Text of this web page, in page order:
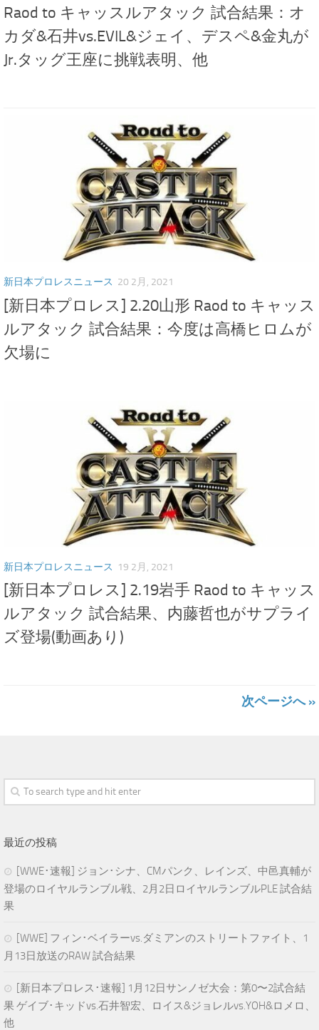
Raod to キャッスルアタック 試合結果：オ
カダ&石井vs.EVIL&ジェイ、デスペ&金丸が
Jr.タッグ王座に挑戦表明、他
新日本プロレスニュース 20 2月, 2021
[新日本プロレス] 2.20山形 Raod to キャッス
ルアタック 試合結果：今度は高橋ヒロムが
欠場に
新日本プロレスニュース 19 2月, 2021
[新日本プロレス] 2.19岩手 Raod to キャッス
ルアタック 試合結果、内藤哲也がサプライ
ズ登場(動画あり)
次ページへ »
最近の投稿
[WWE･速報] ジョン･シナ、CMパンク、レインズ、中邑真輔が
登場のロイヤルランブル戦、2月2日ロイヤルランブルPLE 試合結
果
[WWE] フィン･ベイラーvs.ダミアンのストリートファイト、1
月13日放送のRAW 試合結果
[新日本プロレス･速報] 1月12日サンノゼ大会：第0〜2試合結
果 ゲイブ･キッドvs.石井智宏、ロイス&ジョレルvs.YOH&ロメロ、
他